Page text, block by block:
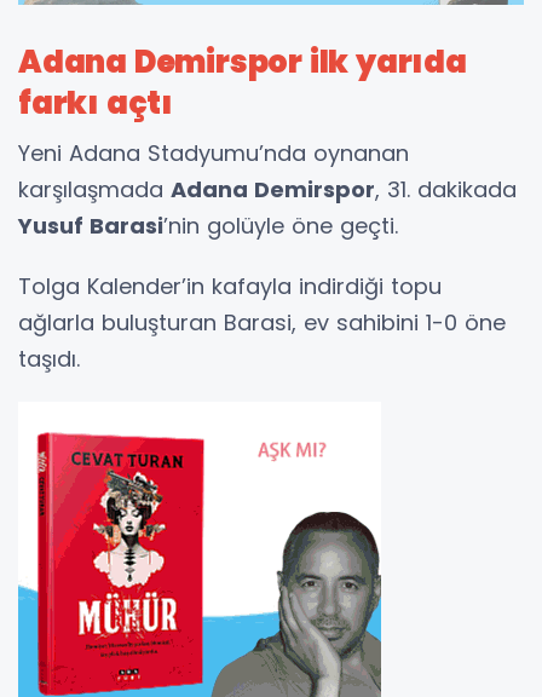
Adana Demirspor ilk yarıda
farkı açtı
Yeni Adana Stadyumu’nda oynanan
karşılaşmada Adana Demirspor, 31. dakikada
Yusuf Barasi’nin golüyle öne geçti.
Tolga Kalender’in kafayla indirdiği topu
ağlarla buluşturan Barasi, ev sahibini 1-0 öne
taşıdı.